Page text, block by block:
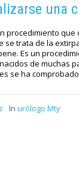
una
procedimiento
se trata de la
Es un
de muchas
se ha
In urólogo Mty